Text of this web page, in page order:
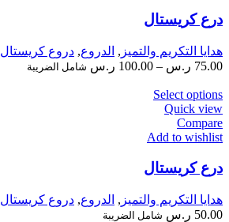
درع كريستال
هدايا التكريم والتميز , الدروع, دروع كريستال
75.00 ر.س –
100.00 ر.س شامل الضريبة
Select options
Quick view
Compare
Add to wishlist
درع كريستال
هدايا التكريم والتميز , الدروع, دروع كريستال
50.00 ر.س شامل الضريبة